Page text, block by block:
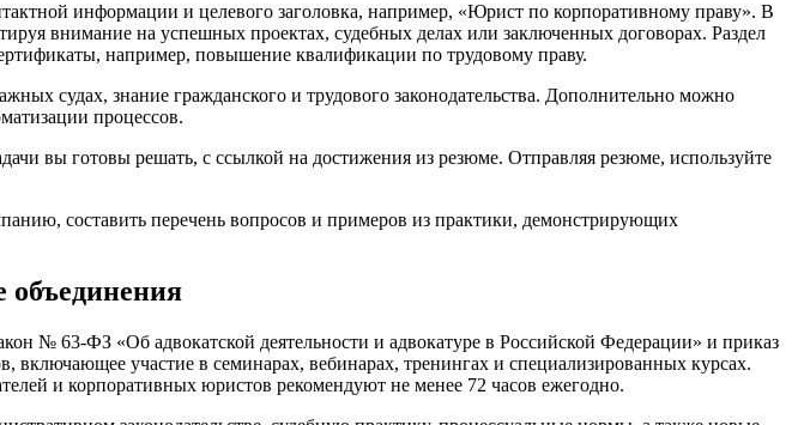
информации и целевого заголовка, например, «Юрист по корпоративному праву». В
внимание на успешных проектах, судебных делах или заключенных договорах. Раздел
например, повышение квалификации по трудовому праву.
судах, знание гражданского и трудового законодательства. Дополнительно можно
процессов.
вы готовы решать, с ссылкой на достижения из резюме. Отправляя резюме, используйте
составить перечень вопросов и примеров из практики, демонстрирующих
№ 63-ФЗ «Об адвокатской деятельности и адвокатуре в Российской Федерации» и приказ
участие в семинарах, вебинарах, тренингах и специализированных курсах.
и корпоративных юристов рекомендуют не менее 72 часов ежегодно.